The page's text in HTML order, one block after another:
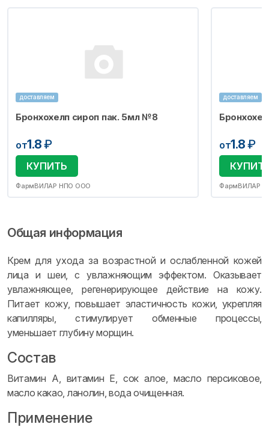
доставляем
Бронхохелп сироп пак. 5мл №8
от1.8₽
КУПИТЬ
ФармВИЛАР НПО ООО
доставляем
от1.8₽
ФармВИЛАР
Общая информация
Крем для ухода за возрастной и ослабленной кожей
лица и шеи, с увлажняющим эффектом. Оказывает
увлажняющее, регенерирующее действие на кожу.
Питает кожу, повышает эластичность кожи, укрепляя
капилляры, стимулирует обменные процессы,
уменьшает глубину морщин.
Состав
Витамин А, витамин Е, сок алое, масло персиковое,
масло какао, ланолин, вода очищенная.
Применение